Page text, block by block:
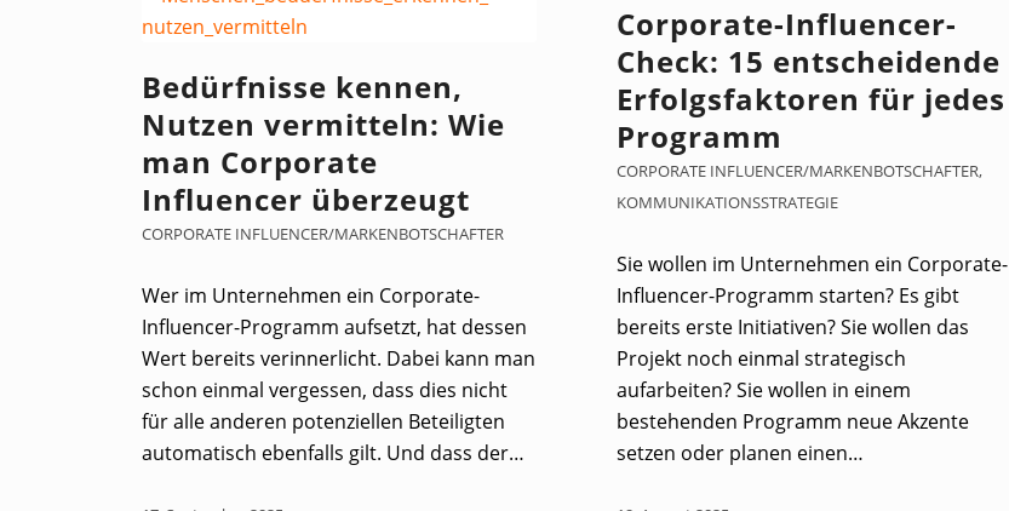
Bedürfnisse kennen,
Nutzen vermitteln: Wie
man Corporate
Influencer überzeugt
CORPORATE INFLUENCER/MARKENBOTSCHAFTER
Wer im Unternehmen ein Corporate-
Influencer-Programm aufsetzt, hat dessen
Wert bereits verinnerlicht. Dabei kann man
schon einmal vergessen, dass dies nicht
für alle anderen potenziellen Beteiligten
automatisch ebenfalls gilt. Und dass der…
Corporate-Influencer-
Check: 15 entscheidende
Erfolgsfaktoren für jedes
Programm
CORPORATE INFLUENCER/MARKENBOTSCHAFTER,
KOMMUNIKATIONSSTRATEGIE
Sie wollen im Unternehmen ein Corporate-
Influencer-Programm starten? Es gibt
bereits erste Initiativen? Sie wollen das
Projekt noch einmal strategisch
aufarbeiten? Sie wollen in einem
bestehenden Programm neue Akzente
setzen oder planen einen…